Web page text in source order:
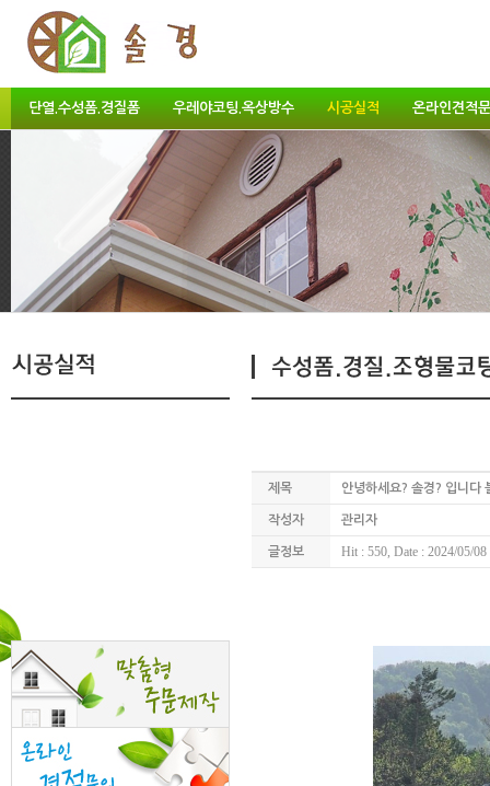
2
3
단열.수성폼.경질폼 우레야코팅.옥상방수 시공실적 온라인견적
제목 안녕하세요? 솔경? 입니다
작성자 관리자
글정보 Hit : 550, Date : 2024/05/08